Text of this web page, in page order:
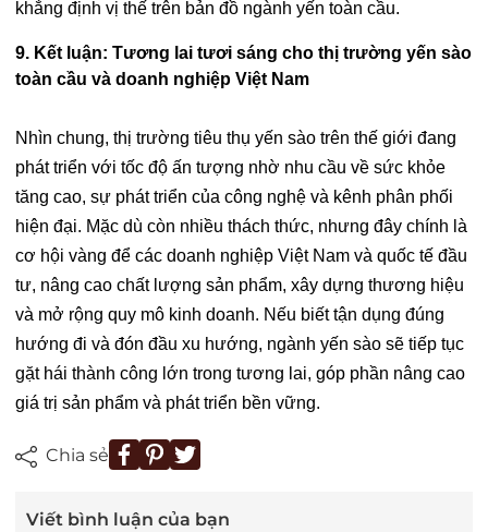
khẳng định vị thế trên bản đồ ngành yến toàn cầu.
9. Kết luận: Tương lai tươi sáng cho thị trường yến sào
toàn cầu và doanh nghiệp Việt Nam
Nhìn chung, thị trường tiêu thụ yến sào trên thế giới đang
phát triển với tốc độ ấn tượng nhờ nhu cầu về sức khỏe
tăng cao, sự phát triển của công nghệ và kênh phân phối
hiện đại. Mặc dù còn nhiều thách thức, nhưng đây chính là
cơ hội vàng để các doanh nghiệp Việt Nam và quốc tế đầu
tư, nâng cao chất lượng sản phẩm, xây dựng thương hiệu
và mở rộng quy mô kinh doanh. Nếu biết tận dụng đúng
hướng đi và đón đầu xu hướng, ngành yến sào sẽ tiếp tục
gặt hái thành công lớn trong tương lai, góp phần nâng cao
giá trị sản phẩm và phát triển bền vững.
Chia sẻ
Viết bình luận của bạn